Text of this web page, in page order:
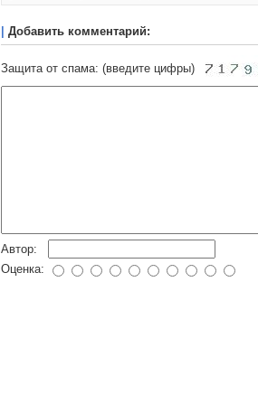
Добавить комментарий:
Защита от спама: (введите цифры)
Автор:
Оценка: